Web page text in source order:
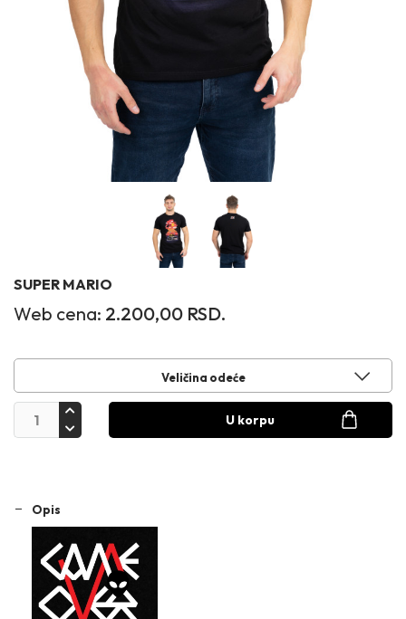
SUPER MARIO
Web cena: 2.200,00 RSD.
Veličina odeće
U korpu
Opis